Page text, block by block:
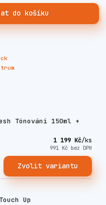
do košíku
Tónování 150ml +
1 199 Kč/ks
991 Kč bez DPH
Zvolit variantu
Up